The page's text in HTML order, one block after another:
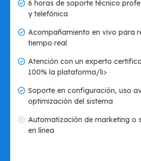
6 horas de soporte técnico
y telefónica
Acompañamiento en vivo para
tiempo real
Atención con un experto
100% la plataforma/li>
Soporte en configuración, uso
optimización del sistema
Automatización de marketing o
en línea